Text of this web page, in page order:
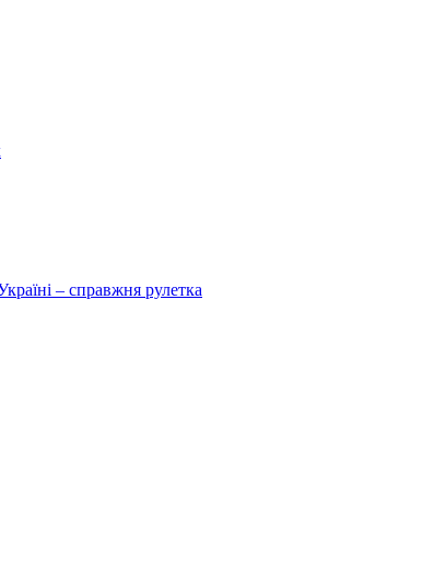
– справжня рулетка